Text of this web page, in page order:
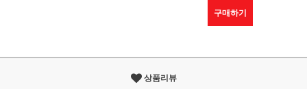
구매하기
상품리뷰